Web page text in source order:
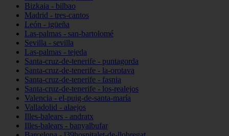
Bizkaia - bilbao
Madrid - tres-cantos
León - igüeña
Las-palmas - san-bartolomé
Sevilla - sevilla
Las-palmas - tejeda
Santa-cruz-de-tenerife - puntagorda
Santa-cruz-de-tenerife - la-orotava
Santa-cruz-de-tenerife - fasnia
Santa-cruz-de-tenerife - los-realejos
Valencia - el-puig-de-santa-maría
Valladolid - alaejos
Illes-balears - andratx
Illes-balears - banyalbufar